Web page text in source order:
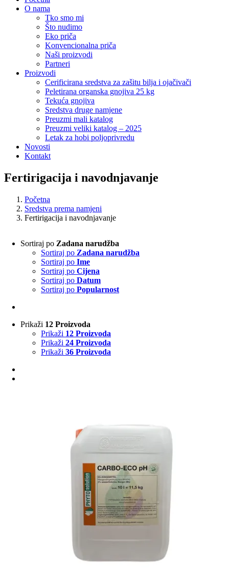
O nama
Tko smo mi
Što nudimo
Eko priča
Konvencionalna priča
Naši proizvodi
Partneri
Proizvodi
Cerificirana sredstva za zašitu bilja i ojačivači
Peletirana organska gnojiva 25 kg
Tekuća gnojiva
Sredstva druge namjene
Preuzmi mali katalog
Preuzmi veliki katalog – 2025
Letak za hobi poljoprivredu
Novosti
Kontakt
Fertirigacija i navodnjavanje
Početna
Sredstva prema namjeni
Fertirigacija i navodnjavanje
Sortiraj po Zadana narudžba
Sortiraj po Zadana narudžba
Sortiraj po Ime
Sortiraj po Cijena
Sortiraj po Datum
Sortiraj po Popularnost
Prikaži 12 Proizvoda
Prikaži 12 Proizvoda
Prikaži 24 Proizvoda
Prikaži 36 Proizvoda